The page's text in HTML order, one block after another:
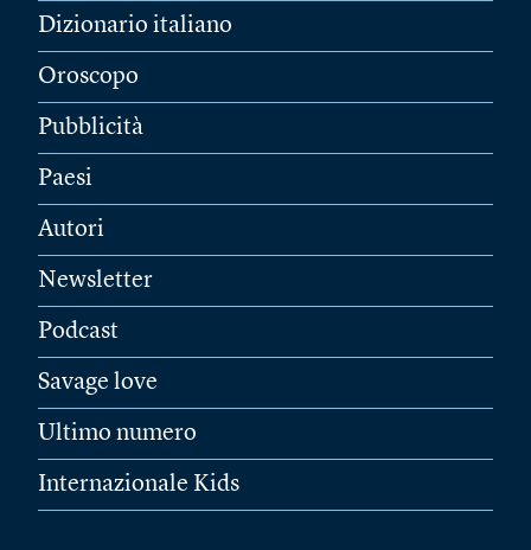
Dizionario italiano
Oroscopo
Pubblicità
Paesi
Autori
Newsletter
Podcast
Savage love
Ultimo numero
Internazionale Kids